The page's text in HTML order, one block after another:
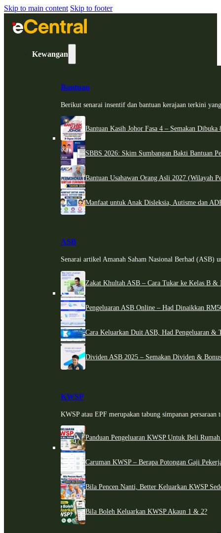
Skip to main content Skip to footer
Kewangan
Bantuan
Berikut senarai insentif dan bantuan kerajaan terkini
Bantuan Kasih Johor Fasa 4 – Semakan
SBBS 2026: Skim Sumbangan Bakti Bantuan
Bantuan Usahawan Orang Asli 2027 (Wilayah
Manfaat untuk Anak Disleksia, Autisme dan
ASB
Senarai artikel Amanah Saham Nasional Berhad (ASB)
Zakat Khultah ASB – Cara Tukar ke Kelas B &
Pengeluaran ASB Online – Had Dinaikkan
Cara Keluarkan Duit ASB, Had Pengeluaran &
Dividen ASB 2025 – Semakan Dividen &
KWSP
KWSP atau EPF merupakan tabung simpanan persaraan
Panduan Pengeluaran KWSP Untuk Beli
Caruman KWSP – Berapa Potongan Gaji
Bila Pencen Nanti, Better Keluarkan KWSP
Bila Boleh Keluarkan KWSP Akaun 1 & 2?